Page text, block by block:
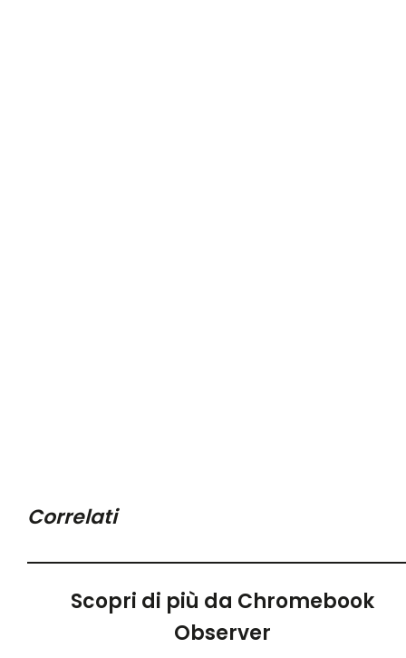
Correlati
Scopri di più da Chromebook
Observer